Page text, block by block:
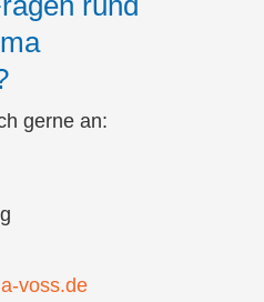
gerne an:
voss.de